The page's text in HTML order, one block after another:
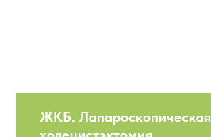
ЖКБ. Лапароскопическая